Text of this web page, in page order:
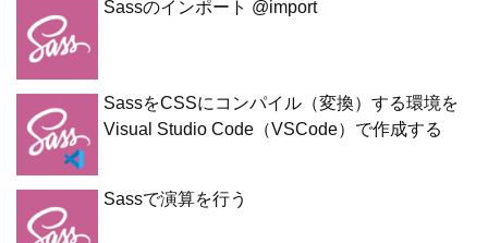
Sassのインポート @import
SassをCSSにコンパイル（変換）する環境を
Visual Studio Code（VSCode）で作成する
Sassで演算を行う